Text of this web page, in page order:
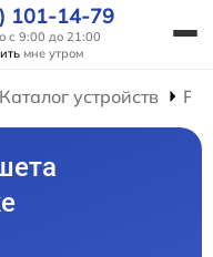
101-14-79
с 9:00 до 21:00
мне утром
Каталог устройств